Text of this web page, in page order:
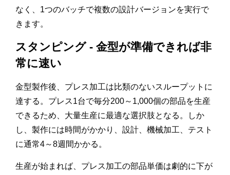
なく、1つのバッチで複数の設計バージョンを実行で
きます。
スタンピング - 金型が準備できれば非
常に速い
金型製作後、プレス加工は比類のないスループットに
達する。プレス1台で毎分200～1,000個の部品を生産
できるため、大量生産に最適な選択肢となる。しか
し、製作には時間がかかり、設計、機械加工、テスト
に通常4～8週間かかる。
生産が始まれば、プレス加工の部品単価は劇的に下が